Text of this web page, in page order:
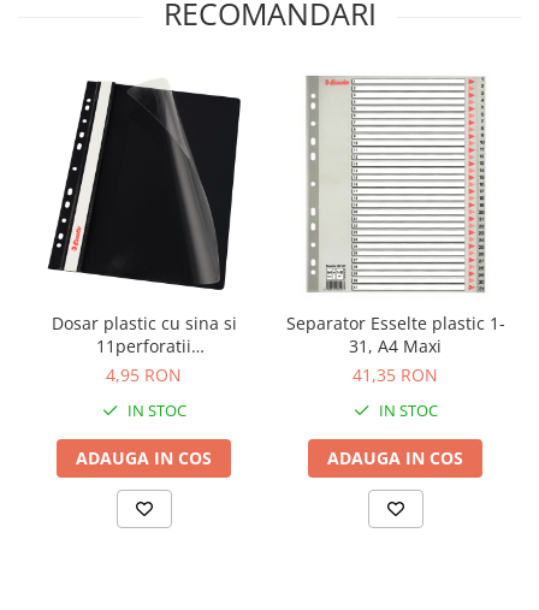
RECOMANDARI
Dosar plastic cu sina si
11perforatii
Esselte,10buc/set, negru
4,95 RON
IN STOC
ADAUGA IN COS
Separator Esselte plastic 1-
31, A4 Maxi
41,35 RON
IN STOC
ADAUGA IN COS